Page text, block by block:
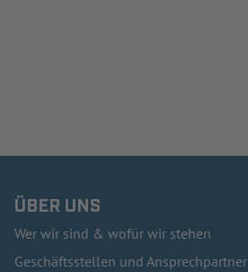
ÜBER UNS
Wer wir sind & wofür wir stehen
Geschäftsstellen und Ansprechpartner